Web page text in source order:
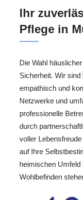
Ihr
Pflege in
Die Wahl
Sicherheit. Wir
empathisch und
Netzwerke und
professionelle
durch
voller
auf Ihre
heimischen Umfeld
Wohlbefinden